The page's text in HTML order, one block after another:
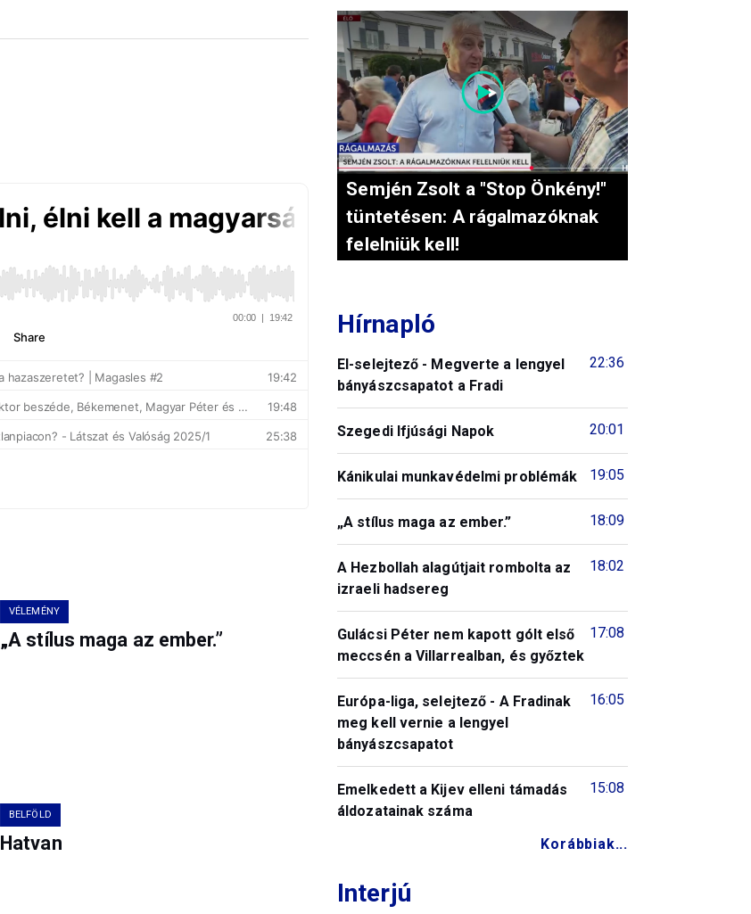
VÉLEMÉNY
„A stílus maga az ember.”
BELFÖLD
Hatvan
Semjén Zsolt a "Stop Önkény!"
tüntetésen: A rágalmazóknak
felelniük kell!
Hírnapló
22:36
El-selejtező - Megverte a lengyel
bányászcsapatot a Fradi
20:01
Szegedi Ifjúsági Napok
19:05
Kánikulai munkavédelmi problémák
18:09
„A stílus maga az ember.”
18:02
A Hezbollah alagútjait rombolta az
izraeli hadsereg
17:08
Gulácsi Péter nem kapott gólt első
meccsén a Villarrealban, és győztek
16:05
Európa-liga, selejtező - A Fradinak
meg kell vernie a lengyel
bányászcsapatot
15:08
Emelkedett a Kijev elleni támadás
áldozatainak száma
Korábbiak...
Interjú